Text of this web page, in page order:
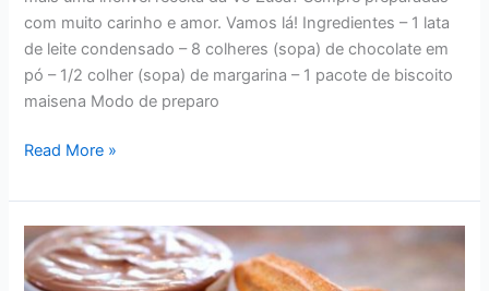
com muito carinho e amor. Vamos lá! Ingredientes – 1 lata
de leite condensado – 8 colheres (sopa) de chocolate em
pó – 1/2 colher (sopa) de margarina – 1 pacote de biscoito
maisena Modo de preparo
RECEITAS
DELICIOSA
PALHA
ITALIANA
Read More »